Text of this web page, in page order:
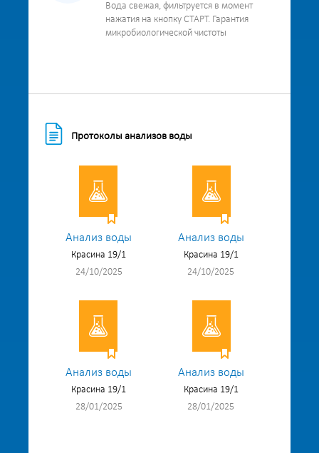
Вода свежая, фильтруется в момент
нажатия на кнопку СТАРТ. Гарантия
микробиологической чистоты
Протоколы анализов воды
Анализ воды
Красина 19/1
24/10/2025
Анализ воды
Красина 19/1
24/10/2025
Анализ воды
Красина 19/1
28/01/2025
Анализ воды
Красина 19/1
28/01/2025